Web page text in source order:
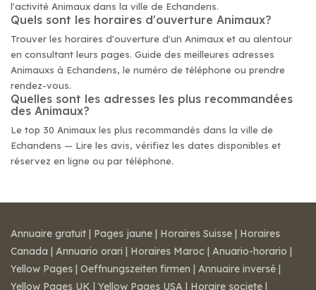
l'activité Animaux dans la ville de Echandens.
Quels sont les horaires d'ouverture Animaux?
Trouver les horaires d'ouverture d'un Animaux et au alentour
en consultant leurs pages. Guide des meilleures adresses
Animauxs à Echandens, le numéro de téléphone ou prendre
rendez-vous.
Quelles sont les adresses les plus recommandées
des Animaux?
Le top 30 Animaux les plus recommandés dans la ville de
Echandens — Lire les avis, vérifiez les dates disponibles et
réservez en ligne ou par téléphone.
Annuaire gratuit | Pages jaune | Horaires Suisse | Horaires
Canada | Annuario orari | Horaires Maroc | Anuario-horario |
Yellow Pages | Oeffnungszeiten firmen | Annuaire inversé |
Yellow Pages UK | Yellow Pages USA | Horaire societe |